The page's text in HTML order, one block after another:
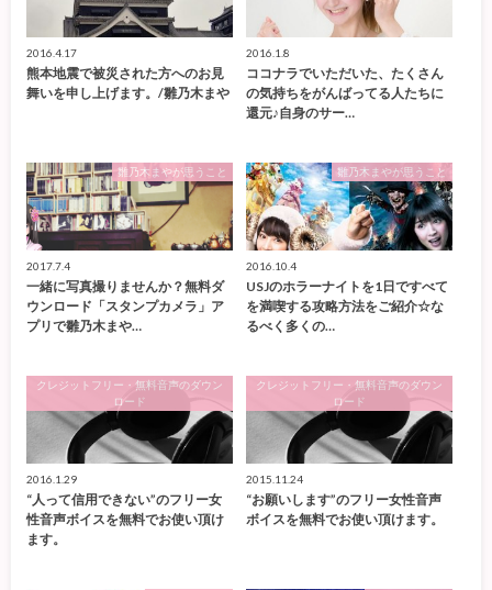
2016.4.17
熊本地震で被災された方へのお見
舞いを申し上げます。/雛乃木まや
2016.1.8
ココナラでいただいた、たくさん
の気持ちをがんばってる人たちに
還元♪自身のサー…
雛乃木まやが思うこと
2017.7.4
一緒に写真撮りませんか？無料ダ
ウンロード「スタンプカメラ」ア
プリで雛乃木まや…
雛乃木まやが思うこと
2016.10.4
USJのホラーナイトを1日ですべて
を満喫する攻略方法をご紹介☆な
るべく多くの…
クレジットフリー・無料音声のダウン
ロード
2016.1.29
“人って信用できない”のフリー女
性音声ボイスを無料でお使い頂け
ます。
クレジットフリー・無料音声のダウン
ロード
2015.11.24
“お願いします”のフリー女性音声
ボイスを無料でお使い頂けます。